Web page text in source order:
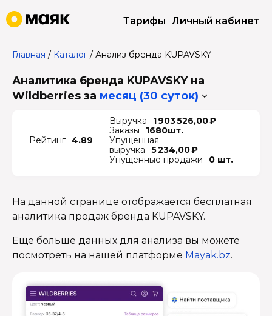
Тарифы Личный кабинет
Главная / Каталог/ Анализ бренда KUPAVSKY
Аналитика бренда KUPAVSKY на
Wildberries за месяц (30 суток)
Рейтинг 4.89
Выручка
1 903 526,00 ₽
Заказы
1680шт.
Упущенная
выручка
5 234,00 ₽
Упущенные продажи
0 шт.
На данной странице отображается бесплатная
аналитика продаж бренда KUPAVSKY.
Еще больше данных для анализа вы можете
посмотреть на нашей платформе Mayak.bz.